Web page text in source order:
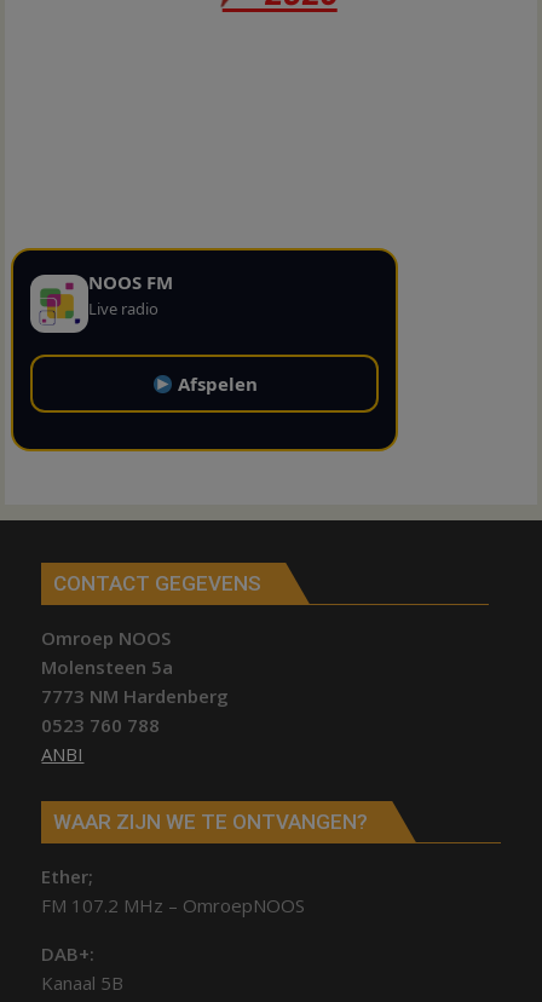
NOOS FM
Live radio
Afspelen
CONTACT GEGEVENS
Omroep NOOS
Molensteen 5a
7773 NM Hardenberg
0523 760 788
ANBI
WAAR ZIJN WE TE ONTVANGEN?
Ether;
FM 107.2 MHz – OmroepNOOS
DAB+:
Kanaal 5B